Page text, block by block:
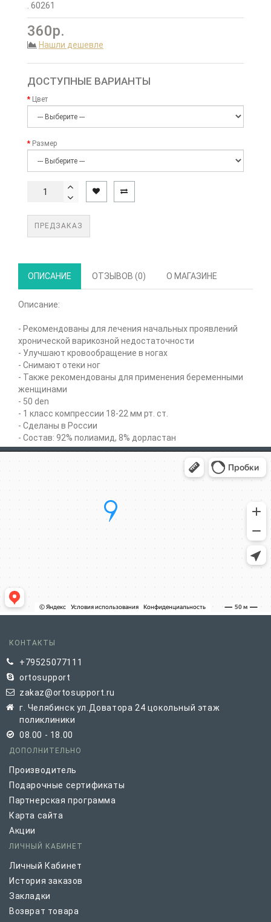
. 60261
360р.
Нашли дешевле
ДОСТУПНЫЕ ВАРИАНТЫ
Цвет
Размер
ПРЕДЗАКАЗ
ОПИСАНИЕ ОТЗЫВОВ (0) О МАГАЗИНЕ
Описание:
- Рекомендованы для лечения начальных проявлений
хронической варикозной недостаточности
- Улучшают кровообращение в ногах
- Снимают отеки ног
- Также рекомендованы для применения беременными
женщинами
- 50 den
- 1 класс компрессии 18-22 мм рт. ст.
- Сделаны в России
- Состав: 92% полиамид, 8% дорластан
КОНТАКТЫ
+79525077111
ortosupport
zakaz@ortosupport.ru
г. Челябинск ул.Доватора 24 цокольный этаж
поликлиники
08.00 - 18.00
ДОПОЛНИТЕЛЬНО
Производитель
Подарочные сертификаты
Партнерская программа
Карта сайта
Акции
ЛИЧНЫЙ КАБИНЕТ
Личный Кабинет
История заказов
Закладки
Возврат товара